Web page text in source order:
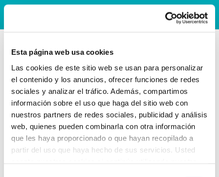
Esta página web usa cookies
Las cookies de este sitio web se usan para personalizar
el contenido y los anuncios, ofrecer funciones de redes
sociales y analizar el tráfico. Además, compartimos
información sobre el uso que haga del sitio web con
nuestros partners de redes sociales, publicidad y análisis
web, quienes pueden combinarla con otra información
que les haya proporcionado o que hayan recopilado a
partir del uso que haya hecho de sus servicios. Usted